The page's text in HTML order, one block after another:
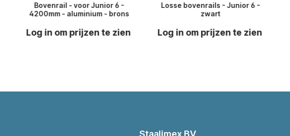
Bovenrail - voor Junior 6 -
4200mm - aluminium - brons
Log in om prijzen te zien
Losse bovenrails - Junior 6 -
zwart
Log in om prijzen te zien
Staalimex BV